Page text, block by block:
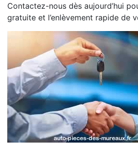
Contactez-nous dès aujourd’hui
gratuite et l’enlèvement rapide de